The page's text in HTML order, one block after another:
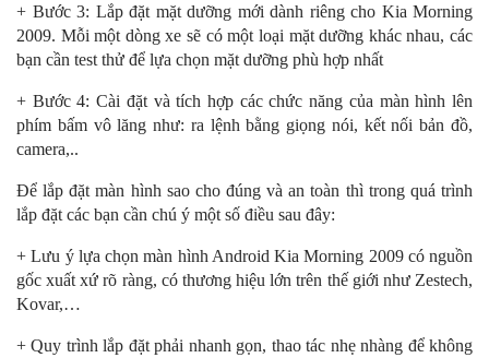
+ Bước 3: Lắp đặt mặt dưỡng mới dành riêng cho Kia Morning
2009. Mỗi một dòng xe sẽ có một loại mặt dưỡng khác nhau, các
bạn cần test thử để lựa chọn mặt dưỡng phù hợp nhất
+ Bước 4: Cài đặt và tích hợp các chức năng của màn hình lên
phím bấm vô lăng như: ra lệnh bằng giọng nói, kết nối bản đồ,
camera,..
Để lắp đặt màn hình sao cho đúng và an toàn thì trong quá trình
lắp đặt các bạn cần chú ý một số điều sau đây:
+ Lưu ý lựa chọn màn hình Android Kia Morning 2009 có nguồn
gốc xuất xứ rõ ràng, có thương hiệu lớn trên thế giới như Zestech,
Kovar,…
+ Quy trình lắp đặt phải nhanh gọn, thao tác nhẹ nhàng để không